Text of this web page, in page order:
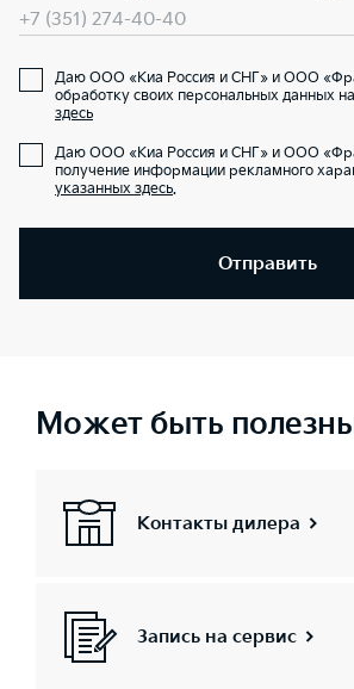
+7 (351) 274-40-40
Даю ООО «Киа Россия и СНГ» и ООО
обработку своих персональных данных
здесь
Даю ООО «Киа Россия и СНГ» и ООО
получение информации рекламного
указанных здесь.
Отправить
Может быть
Контакты дилера
Запись на сервис